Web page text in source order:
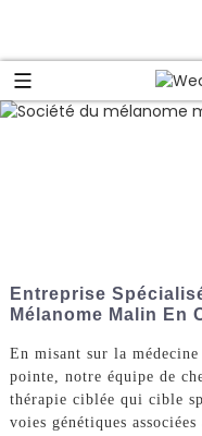
Entreprise
Mélanome Malin En
En misant sur la
pointe, notre équipe de
thérapie ciblée qui cible
voies génétiques